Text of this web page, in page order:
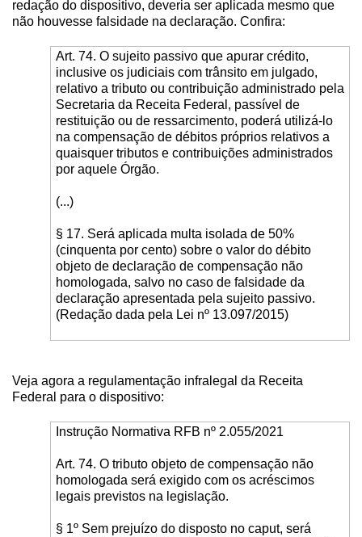
redação do dispositivo, deveria ser aplicada mesmo que
não houvesse falsidade na declaração. Confira:
Art. 74. O sujeito passivo que apurar crédito,
inclusive os judiciais com trânsito em julgado,
relativo a tributo ou contribuição administrado pela
Secretaria da Receita Federal, passível de
restituição ou de ressarcimento, poderá utilizá-lo
na compensação de débitos próprios relativos a
quaisquer tributos e contribuições administrados
por aquele Órgão.
(...)
§ 17. Será aplicada multa isolada de 50%
(cinquenta por cento) sobre o valor do débito
objeto de declaração de compensação não
homologada, salvo no caso de falsidade da
declaração apresentada pela sujeito passivo.
(Redação dada pela Lei nº 13.097/2015)
Veja agora a regulamentação infralegal da Receita
Federal para o dispositivo:
Instrução Normativa RFB nº 2.055/2021
Art. 74. O tributo objeto de compensação não
homologada será exigido com os acréscimos
legais previstos na legislação.
§ 1º Sem prejuízo do disposto no caput, será